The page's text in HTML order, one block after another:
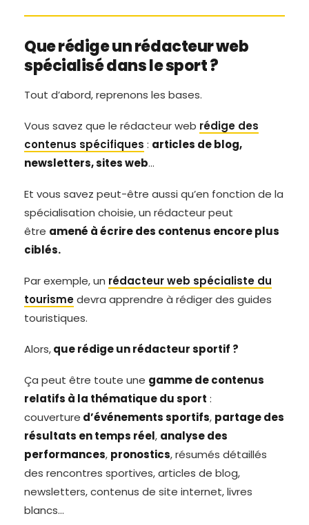
Que rédige un rédacteur web
spécialisé dans le sport ?
Tout d’abord, reprenons les bases.
Vous savez que le rédacteur web rédige des
contenus spécifiques : articles de blog,
newsletters, sites web…
Et vous savez peut-être aussi qu’en fonction de la
spécialisation choisie, un rédacteur peut
être amené à écrire des contenus encore plus
ciblés.
Par exemple, un rédacteur web spécialiste du
tourismedevra apprendre à rédiger des guides
touristiques.
Alors,que rédige un rédacteur sportif ?
Ça peut être toute une gamme de contenus
relatifs à la thématique du sport :
couverture d’événements sportifs, partage des
résultats en temps réel, analyse des
performances, pronostics, résumés détaillés
des rencontres sportives, articles de blog,
newsletters, contenus de site internet, livres
blancs…